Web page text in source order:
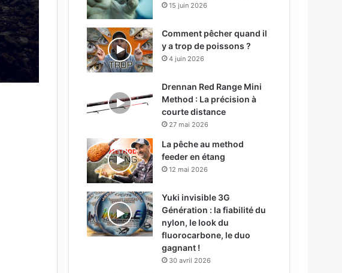
15 juin 2026
Comment pêcher quand il
y a trop de poissons ?
4 juin 2026
Drennan Red Range Mini
Method : La précision à
courte distance
27 mai 2026
La pêche au method
feeder en étang
12 mai 2026
Yuki invisible 3G
Génération : la fiabilité du
nylon, le look du
fluorocarbone, le duo
gagnant !
30 avril 2026